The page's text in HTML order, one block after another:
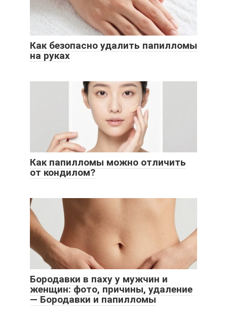
Как безопасно удалить папилломы
на руках
Как папилломы можно отличить
от кондилом?
Бородавки в паху у мужчин и
женщин: фото, причины, удаление
— Бородавки и папилломы